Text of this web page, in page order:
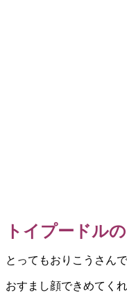
トイプードル
とってもおりこうさん
おすまし顔できめてく